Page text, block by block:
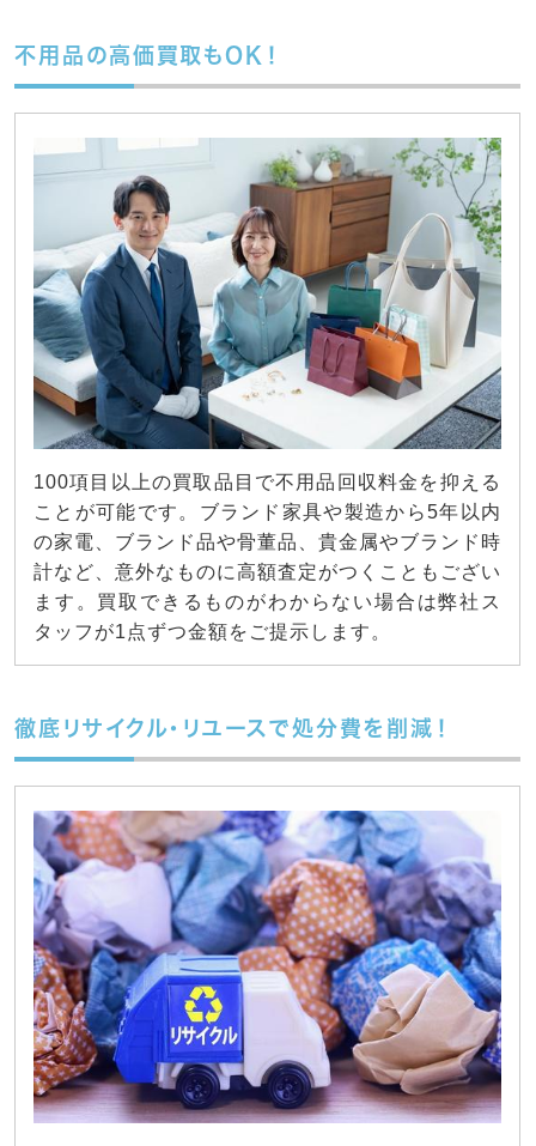
不用品の高価買取もOK！
100項目以上の買取品目で不用品回収料金を抑える
ことが可能です。ブランド家具や製造から5年以内
の家電、ブランド品や骨董品、貴金属やブランド時
計など、意外なものに高額査定がつくこともござい
ます。買取できるものがわからない場合は弊社ス
タッフが1点ずつ金額をご提示します。
徹底リサイクル・リユースで処分費を削減！